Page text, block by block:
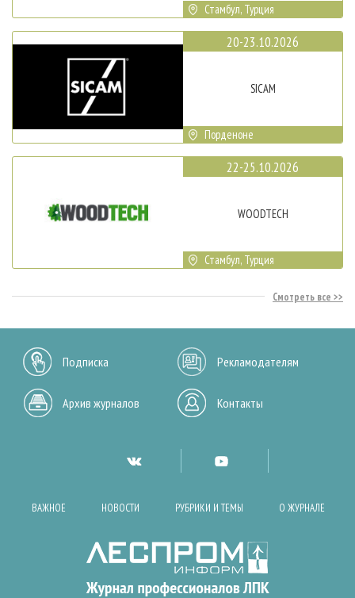
Стамбул, Турция
20-23.10.2026
SICAM
Порденоне
22-25.10.2026
WOODTECH
Стамбул, Турция
Смотреть все
Подписка Рекламодателям
Архив журналов Контакты
ВАЖНОЕ НОВОСТИ РУБРИКИ И ТЕМЫ О ЖУРНАЛЕ